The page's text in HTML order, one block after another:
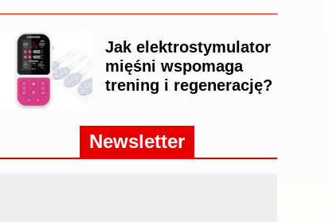
Jak elektrostymulator
mięśni wspomaga
trening i regenerację?
Newsletter